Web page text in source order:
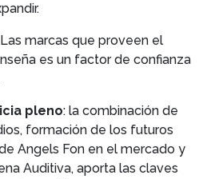
marcas que proveen el
es un factor de confianza
pleno: la combinación de
formación de los futuros
Angels Fon en el mercado y
Auditiva, aporta las claves